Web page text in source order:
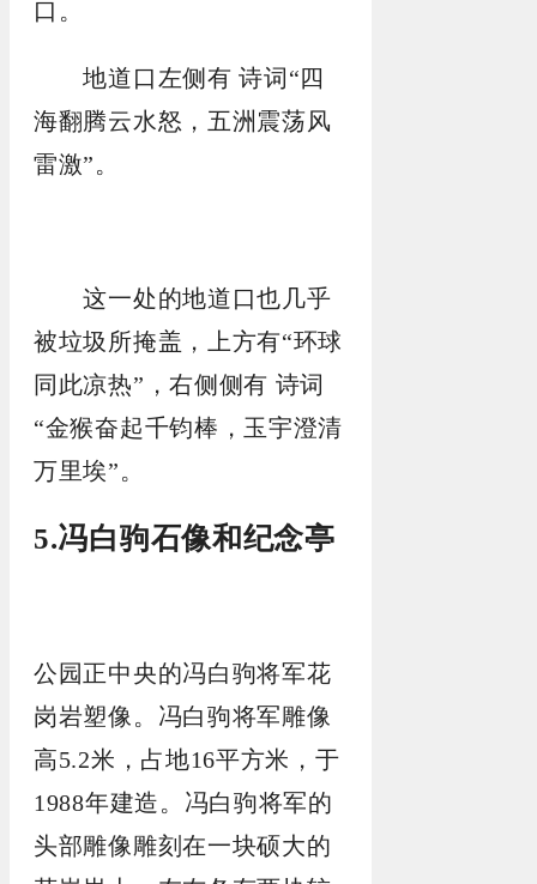
口。
地道口左侧有 诗词“四
海翻腾云水怒，五洲震荡风
雷激”。
这一处的地道口也几乎
被垃圾所掩盖，上方有“环球
同此凉热”，右侧侧有 诗词
“金猴奋起千钧棒，玉宇澄清
万里埃”。
5.冯白驹石像和纪念亭
公园正中央的冯白驹将军花
岗岩塑像。冯白驹将军雕像
高5.2米，占地16平方米，于
1988年建造。冯白驹将军的
头部雕像雕刻在一块硕大的